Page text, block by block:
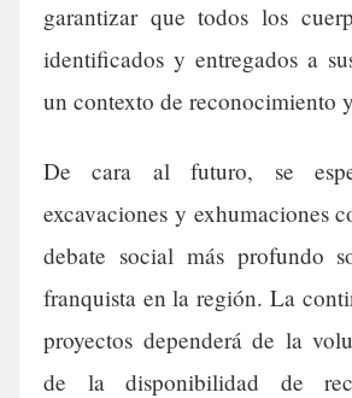
garantizar que todos los
identificados y entregados a
un contexto de reconocimiento
De cara al futuro, se
excavaciones y exhumaciones
debate social más profundo
franquista en la región. La
proyectos dependerá de la
de la disponibilidad de